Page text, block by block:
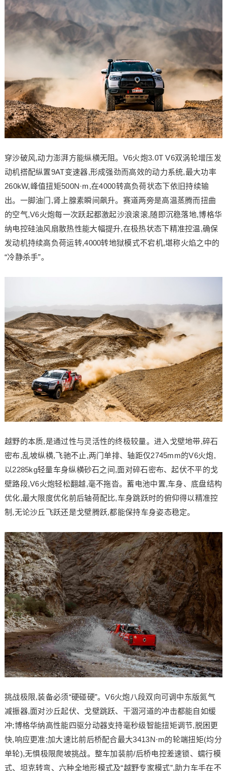
穿沙破风,动力澎湃方能纵横无阻。V6火炮3.0T V6双涡轮增压发
动机搭配纵置9AT变速器,形成强劲而高效的动力系统,最大功率
260kW,峰值扭矩500N·m,在4000转高负荷状态下依旧持续输
出。一脚油门,肾上腺素瞬间飙升。赛道两旁是高温蒸腾而扭曲
的空气,V6火炮每一次跃起都激起沙浪滚滚,随即沉稳落地,博格华
纳电控硅油风扇散热性能大幅提升,在极热状态下精准控温,确保
发动机持续高负荷运转,4000转地狱模式不宕机,堪称火焰之中的
“冷静杀手”。
越野的本质,是通过性与灵活性的终极较量。进入戈壁地带,碎石
密布,乱坡纵横,飞驰不止,两门单排、轴距仅2745mm的V6火炮,
以2285kg轻量车身纵横砂石之间,面对碎石密布、起伏不平的戈
壁路段,V6火炮轻松翻越,毫不拖沓。蓄电池中置,车身、底盘结构
优化,最大限度优化前后轴荷配比,车身跳跃时的俯仰得以精准控
制,无论沙丘飞跃还是戈壁腾跃,都能保持车身姿态稳定。
挑战极限,装备必须“硬碰硬”。V6火炮八段双向可调中东版氮气
减振器,面对沙丘起伏、戈壁跳跃、干涸河道的冲击都能自如缓
冲;博格华纳高性能四驱分动器支持毫秒级智能扭矩调节,脱困更
快,响应更准;加大速比前后桥配合最大3413N·m的轮端扭矩(均分
单轮),无惧极限爬坡挑战。整车加装前/后桥电控差速锁、蠕行模
式、坦克转弯、六种全地形模式及“越野专家模式”,助力车手在不